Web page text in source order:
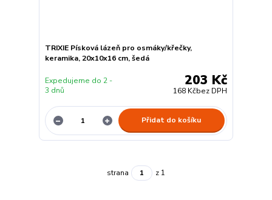
TRIXIE Písková lázeň pro osmáky/křečky,
keramika, 20x10x16 cm, šedá
203 Kč
168 Kčbez DPH
Expedujeme do 2 -
3 dnů
Přidat do košíku
strana z 1